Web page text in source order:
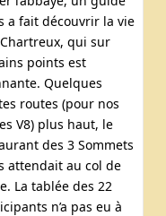
a fait découvrir la vie
qui sur
points est
Quelques
routes (pour nos
V8) plus haut, le
des 3 Sommets
attendait au col de
La tablée des 22
n’a pas eu à